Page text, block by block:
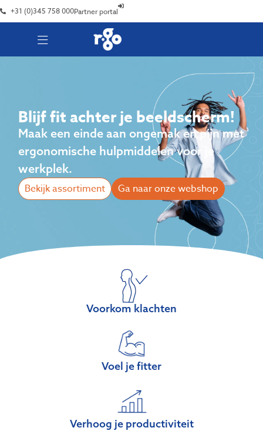
+31 (0)345 758 000Partner portal
Blijf fit achter je beeldscherm!
Maak een einde aan ongemak en pijn met
ergonomische hulpmiddelen voor je
werkplek.
Bekijk assortiment Ga naar onze webshop
Voorkom klachten
Voel je fitter
Verhoog je productiviteit